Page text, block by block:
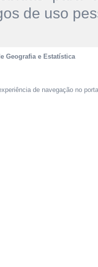
de uso
Geografia e Estatística
de navegação no